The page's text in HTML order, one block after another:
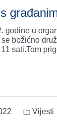
godine u
božićno
sati.Tom
Vijesti